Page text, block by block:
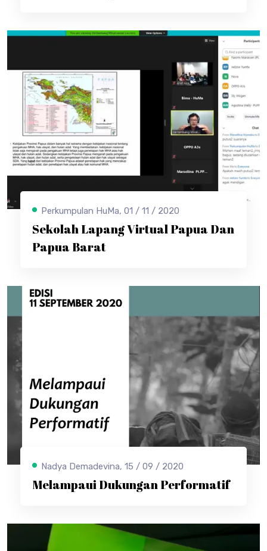
Perkumpulan HuMa, 01 / 11 / 2020
Sekolah Lapang Virtual Papua Dan
Papua Barat
Nadya Demadevina, 15 / 09 / 2020
Melampaui Dukungan Performatif